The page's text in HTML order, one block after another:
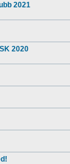
2021
2020